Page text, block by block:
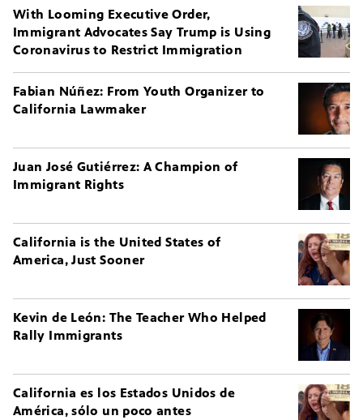
With Looming Executive Order,
Immigrant Advocates Say Trump is Using
Coronavirus to Restrict Immigration
Fabian Núñez: From Youth Organizer to
California Lawmaker
Juan José Gutiérrez: A Champion of
Immigrant Rights
California is the United States of
America, Just Sooner
Kevin de León: The Teacher Who Helped
Rally Immigrants
California es los Estados Unidos de
América, sólo un poco antes